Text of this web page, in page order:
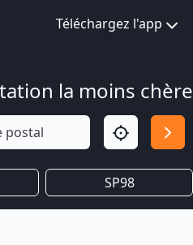
Téléchargez l'app
la moins chère
SP98